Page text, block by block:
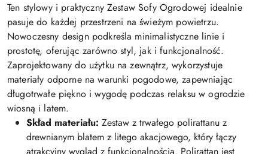
Ten stylowy i praktyczny Zestaw Sofy Ogrodowej idealnie
pasuje do każdej przestrzeni na świeżym powietrzu.
Nowoczesny design podkreśla minimalistyczne linie i
prostotę, oferując zarówno styl, jak i funkcjonalność.
Zaprojektowany do użytku na zewnątrz, wykorzystuje
materiały odporne na warunki pogodowe, zapewniając
długotrwałe piękno i wygodę podczas relaksu w ogrodzie
wiosną i latem.
Skład materiału: Zestaw z trwałego polirattanu z
drewnianym blatem z litego akacjowego, który łączy